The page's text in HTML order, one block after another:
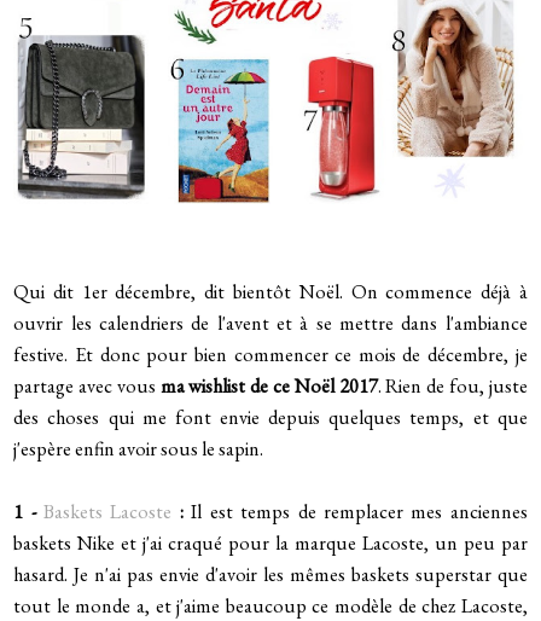
Qui dit 1er décembre, dit bientôt Noël. On commence déjà à
ouvrir les calendriers de l'avent et à se mettre dans l'ambiance
festive. Et donc pour bien commencer ce mois de décembre, je
partage avec vous ma wishlist de ce Noël 2017. Rien de fou, juste
des choses qui me font envie depuis quelques temps, et que
j'espère enfin avoir sous le sapin.
1 -Baskets Lacoste :Il est temps de remplacer mes anciennes
baskets Nike et j'ai craqué pour la marque Lacoste, un peu par
hasard. Je n'ai pas envie d'avoir les mêmes baskets superstar que
tout le monde a, et j'aime beaucoup ce modèle de chez Lacoste,